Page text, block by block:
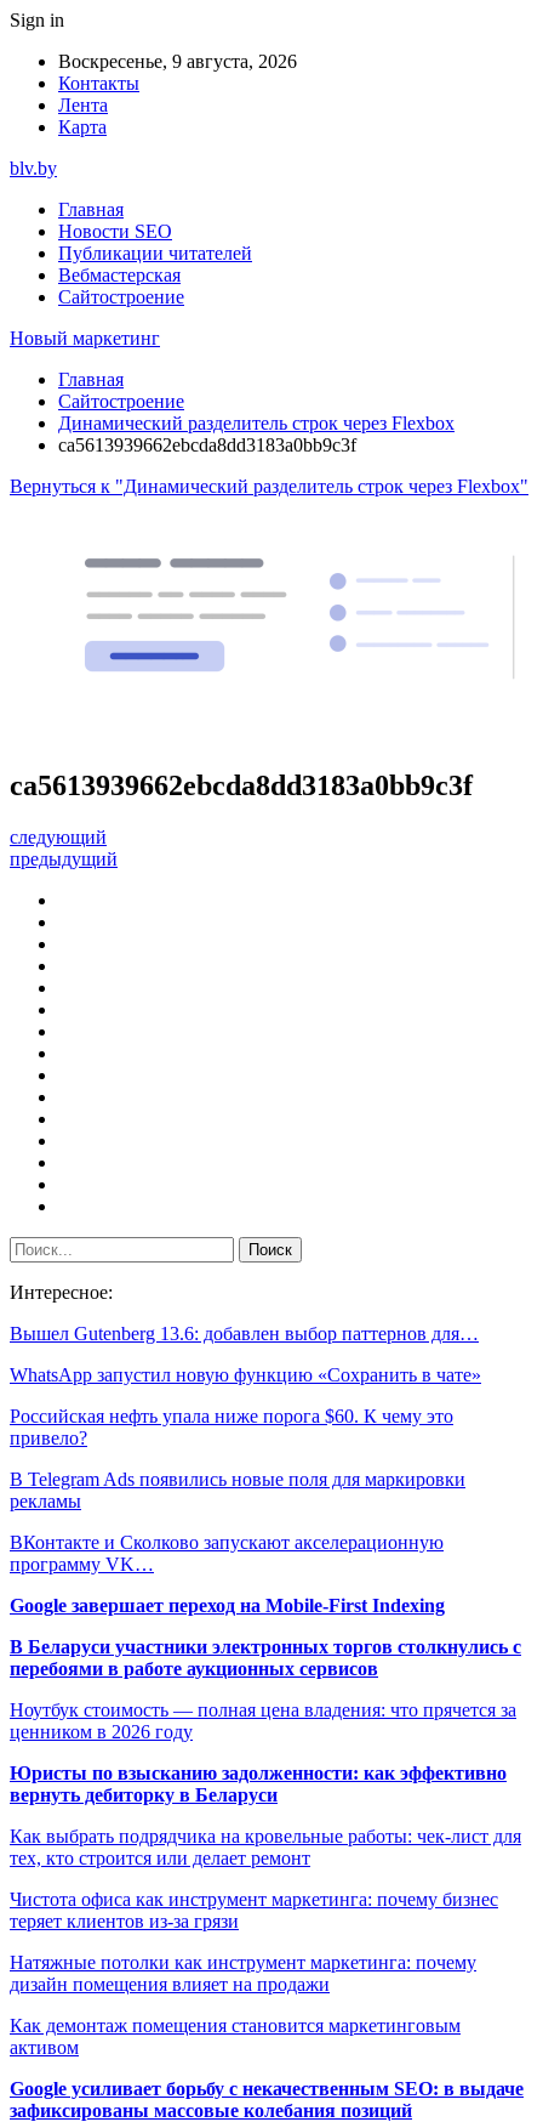
Sign in
Воскресенье, 9 августа, 2026
Контакты
Лента
Карта
blv.by
Главная
Новости SEO
Публикации читателей
Вебмастерская
Сайтостроение
Новый маркетинг
Главная
Сайтостроение
Динамический разделитель строк через Flexbox
ca5613939662ebcda8dd3183a0bb9c3f
Вернуться к "Динамический разделитель строк через Flexbox"
ca5613939662ebcda8dd3183a0bb9c3f
следующий
предыдущий
Интересное:
Вышел Gutenberg 13.6: добавлен выбор паттернов для…
WhatsApp запустил новую функцию «Сохранить в чате»
Российская нефть упала ниже порога $60. К чему это
привело?
В Telegram Ads появились новые поля для маркировки
рекламы
ВКонтакте и Сколково запускают акселерационную
программу VK…
Google завершает переход на Mobile-First Indexing
В Беларуси участники электронных торгов столкнулись с
перебоями в работе аукционных сервисов
Ноутбук стоимость — полная цена владения: что прячется за
ценником в 2026 году
Юристы по взысканию задолженности: как эффективно
вернуть дебиторку в Беларуси
Как выбрать подрядчика на кровельные работы: чек-лист для
тех, кто строится или делает ремонт
Чистота офиса как инструмент маркетинга: почему бизнес
теряет клиентов из-за грязи
Натяжные потолки как инструмент маркетинга: почему
дизайн помещения влияет на продажи
Как демонтаж помещения становится маркетинговым
активом
Google усиливает борьбу с некачественным SEO: в выдаче
зафиксированы массовые колебания позиций